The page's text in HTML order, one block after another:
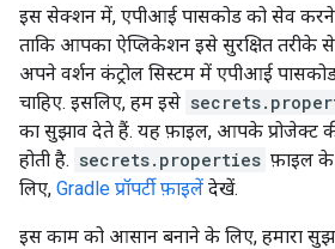
इस सेक्शन में, एपीआई पासकोड को सेव करने
ताकि आपका ऐप्लिकेशन इसे सुरक्षित
अपने वर्शन कंट्रोल सिस्टम में एपीआई
चाहिए. इसलिए, हम इसे
का सुझाव देते हैं. यह फ़ाइल, आपके प्रोजेक्ट
होती है. secrets.properties फ़ाइल के
लिए, Gradle प्रॉपर्टी फ़ाइलें देखें.
इस काम को आसान बनाने के लिए, हमारा